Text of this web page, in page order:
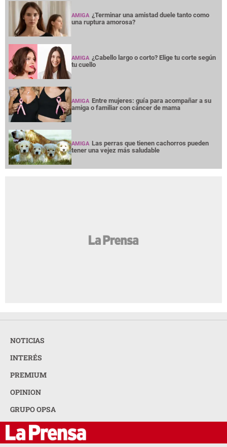
AMIGA ¿Terminar una amistad duele tanto como
una ruptura amorosa?
AMIGA ¿Cabello largo o corto? Elige tu corte según
tu cuello
AMIGA Entre mujeres: guía para acompañar a su
amiga o familiar con cáncer de mama
AMIGA Las perras que tienen cachorros pueden
tener una vejez más saludable
NOTICIAS
INTERÉS
PREMIUM
OPINION
GRUPO OPSA